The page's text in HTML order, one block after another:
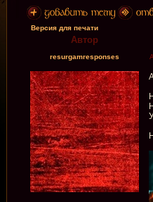
Версия для печати
Автор
resurgamresponses